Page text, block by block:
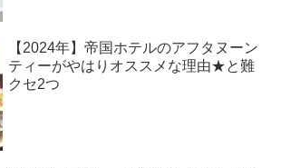
【2024年】帝国ホテルのアフタヌーン
ティーがやはりオススメな理由★と難
クセ2つ